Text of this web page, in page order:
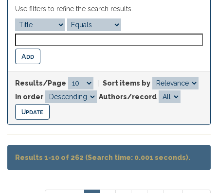
Use filters to refine the search results.
Results/Page
Sort items by
In order
Authors/record
Results 1-10 of 262 (Search time: 0.001 seconds).